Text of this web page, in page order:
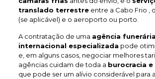
translado terrestreentre a Cabo Frio ,
(se aplicável) e o aeroporto ou porto.
A contratação de uma agência funerária
internacional especializada pode
e, em alguns casos, negociar melhores
agências cuidam de toda a burocracia
que pode ser um alívio considerável para